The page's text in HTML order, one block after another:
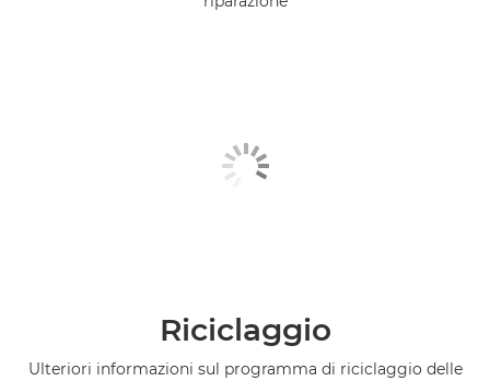
Riciclaggio
Ulteriori informazioni sul programma di riciclaggio delle